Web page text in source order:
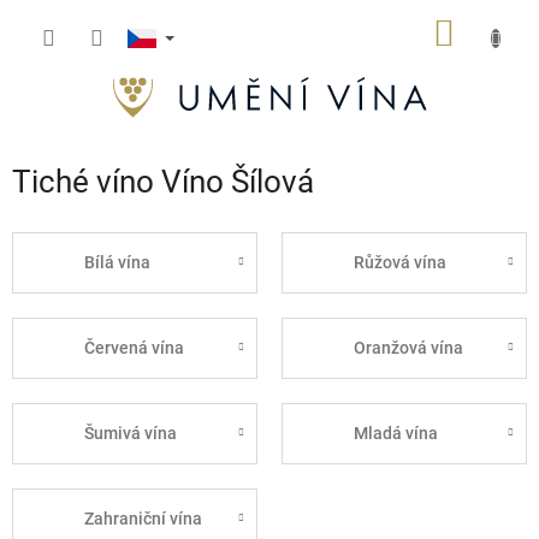
Tiché víno Víno Šílová
Bílá vína Růžová vína
Červená vína Oranžová vína
Šumivá vína Mladá vína
Zahraniční vína